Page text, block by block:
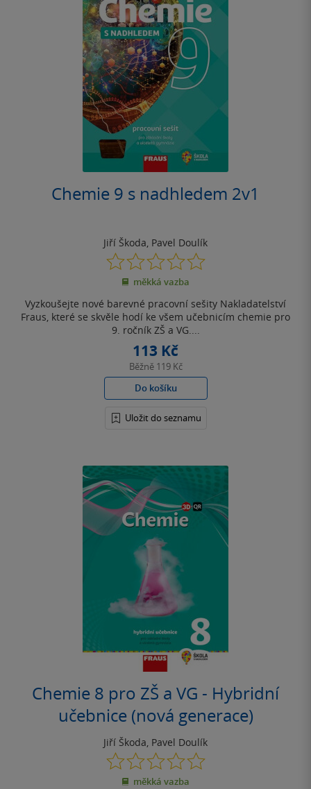
Chemie 9 s nadhledem 2v1
Jiří Škoda, Pavel Doulík
0.0
z
5
měkká vazba
Vyzkoušejte nové barevné pracovní sešity Nakladatelství
Fraus, které se skvěle hodí ke všem učebnicím chemie pro
9. ročník ZŠ a VG....
113 Kč
Běžně 119 Kč
Do košíku
Uložit do seznamu
Chemie 8 pro ZŠ a VG - Hybridní
učebnice (nová generace)
Jiří Škoda, Pavel Doulík
0.0
z
5
měkká vazba